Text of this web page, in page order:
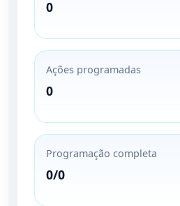
0
Ações programadas
0
Programação completa
0/0